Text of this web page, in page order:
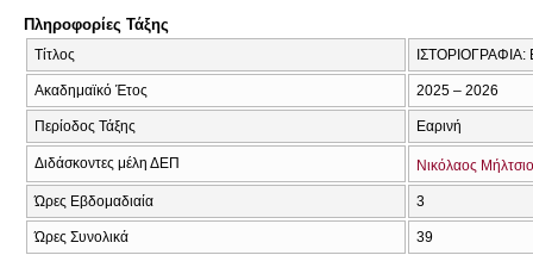
Πληροφορίες Τάξης
Τίτλος
Ακαδημαϊκό Έτος 2025 – 2026
Περίοδος Τάξης Εαρινή
Διδάσκοντες μέλη ΔΕΠ Νικόλαος
Ώρες Εβδομαδιαία 3
Ώρες Συνολικά 39